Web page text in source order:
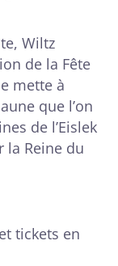
Wiltz
de la Fête
mette à
que l’on
de l’Eislek
la Reine du
tickets en